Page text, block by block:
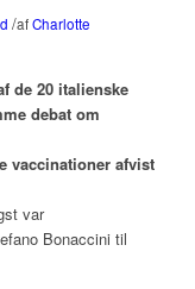
/afCharlotte
de 20 italienske
debat om
vaccinationer afvist
var
Bonaccini til